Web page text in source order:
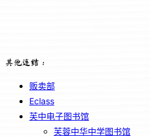
其他连结：
贩卖部
Eclass
芙中电子图书馆
芙蓉中华中学图书馆